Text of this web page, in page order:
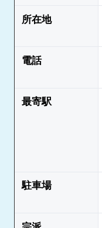
所在地
電話
最寄駅
駐車場